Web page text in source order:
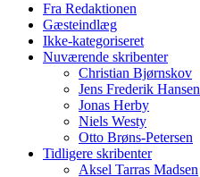
Fra Redaktionen
Gæsteindlæg
Ikke-kategoriseret
Nuværende skribenter
Christian Bjørnskov
Jens Frederik Hansen
Jonas Herby
Niels Westy
Otto Brøns-Petersen
Tidligere skribenter
Aksel Tarras Madsen